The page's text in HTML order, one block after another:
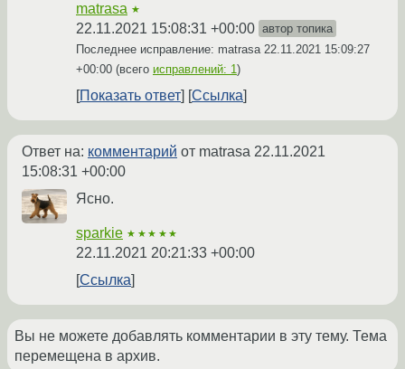
matrasa ★
22.11.2021 15:08:31 +00:00 автор топика
Последнее исправление: matrasa 22.11.2021 15:09:27
+00:00 (всего исправлений: 1)
Показать ответ Ссылка
Ответ на: комментарий от matrasa 22.11.2021
15:08:31 +00:00
Ясно.
sparkie ★★★★★
22.11.2021 20:21:33 +00:00
Ссылка
Вы не можете добавлять комментарии в эту тему. Тема
перемещена в архив.